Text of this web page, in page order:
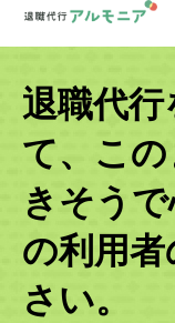
退職代
て、こ
きそう
の利用
さい。